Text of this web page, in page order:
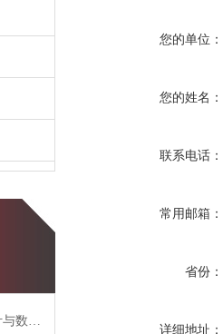
浊度计的自动化测量系统设计与数据传输方式探讨
您的单位：
您的姓名：
联系电话：
常用邮箱：
省份：
详细地址：